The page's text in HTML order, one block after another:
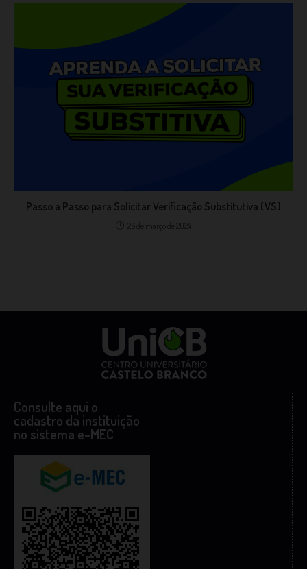
Passo a Passo para Solicitar Verificação Substitutiva (VS)
26 de março de 2024
Consulte aqui o
cadastro da instituição
no sistema e-MEC